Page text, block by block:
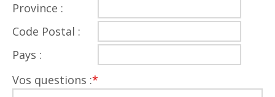
Province :
Code Postal :
Pays :
Vos questions :*